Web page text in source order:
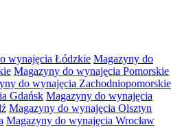
wynajęcia Łódzkie Magazyny do
Magazyny do wynajęcia Pomorskie
do wynajęcia Zachodniopomorskie
Gdańsk Magazyny do wynajęcia
Magazyny do wynajęcia Olsztyn
Magazyny do wynajęcia Wrocław